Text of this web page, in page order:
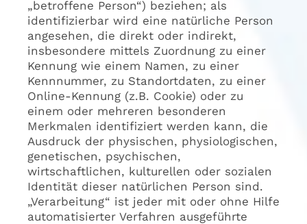
„betroffene Person“) beziehen; als
identifizierbar wird eine natürliche Person
angesehen, die direkt oder indirekt,
insbesondere mittels Zuordnung zu einer
Kennung wie einem Namen, zu einer
Kennnummer, zu Standortdaten, zu einer
Online-Kennung (z.B. Cookie) oder zu
einem oder mehreren besonderen
Merkmalen identifiziert werden kann, die
Ausdruck der physischen, physiologischen,
genetischen, psychischen,
wirtschaftlichen, kulturellen oder sozialen
Identität dieser natürlichen Person sind.
„Verarbeitung“ ist jeder mit oder ohne Hilfe
automatisierter Verfahren ausgeführte